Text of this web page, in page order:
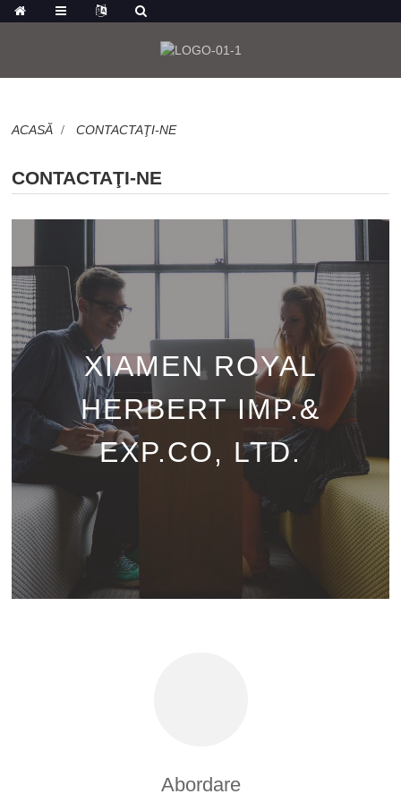
ACASĂ CONTACTAŢI-NE
CONTACTAŢI-NE
XIAMEN ROYAL
HERBERT IMP.&
EXP.CO, LTD.
Abordare